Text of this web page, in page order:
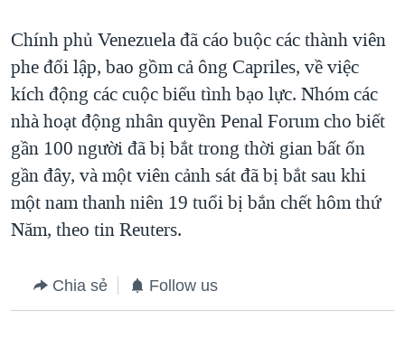
Chính phủ Venezuela đã cáo buộc các thành viên
phe đối lập, bao gồm cả ông Capriles, về việc
kích động các cuộc biểu tình bạo lực. Nhóm các
nhà hoạt động nhân quyền Penal Forum cho biết
gần 100 người đã bị bắt trong thời gian bất ổn
gần đây, và một viên cảnh sát đã bị bắt sau khi
một nam thanh niên 19 tuổi bị bắn chết hôm thứ
Năm, theo tin Reuters.
Chia sẻ Follow us